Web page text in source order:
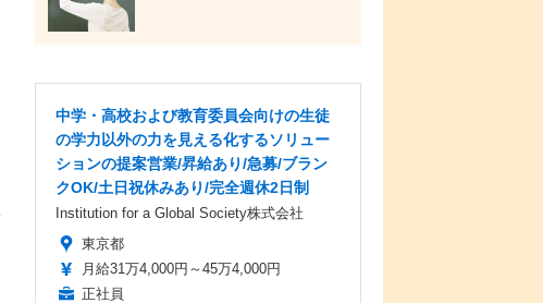
中学・高校および教育委員会向けの生徒
の学力以外の力を見える化するソリュー
ションの提案営業/昇給あり/急募/ブラン
クOK/土日祝休みあり/完全週休2日制
Institution for a Global Society株式会社
東京都
月給31万4,000円～45万4,000円
正社員